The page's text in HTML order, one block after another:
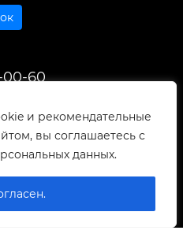
и рекомендательные
вы соглашаетесь с
данных.
00-60
© 1998-2026
0